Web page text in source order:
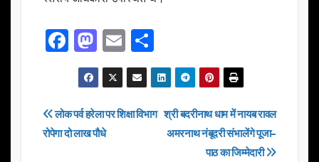
F
a
c
e
b
M
a
st
o
d
E
m
ail
h
ar
e
Post
navigation
श्री बदरीनाथ धाम में नायब रावल
अमरनाथ नंबूदरी संभालेंगे पूजा-
पाठ का जिम्मेदारी
लोक पर्व हरेला पर शिक्षा विभाग
रोपेगा दो लाख पौधे